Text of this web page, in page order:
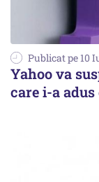
Publicat pe 10
Yahoo va
care i-a